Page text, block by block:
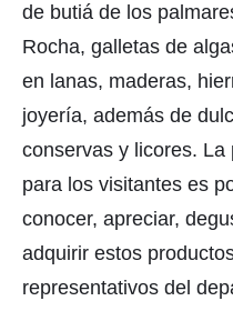
de butiá de los
Rocha, galletas de
en lanas, maderas,
joyería, además de
conservas y licores. La
para los visitantes es
conocer, apreciar,
adquirir estos
representativos del